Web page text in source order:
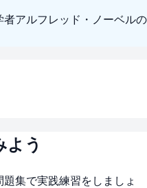
者アルフレッド・ノーベルの
よう
集で実践練習をしましょ